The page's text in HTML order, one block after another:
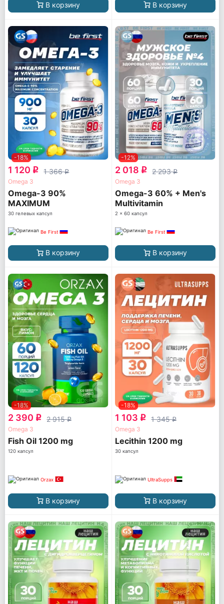
В корзину В корзину
-18%
1 120 q 1 366q
Omega 3
Omega-3 90%
MAXIMUM
CONCENTRATION
30 гелевых капсул
Be First
В корзину
-12%
2 018 q 2 293q
Omega 3
Omega-3 60% + Men's
Multivitamin
2 x 60 капсул
Be First
В корзину
-18%
2 390 q 2 915q
Omega 3
Fish Oil 1200 mg
120 капсул
Orzax
В корзину
-18%
1 103 q 1 345q
Omega 3
Lecithin 1200 mg
30 капсул
UltraSupps
В корзину